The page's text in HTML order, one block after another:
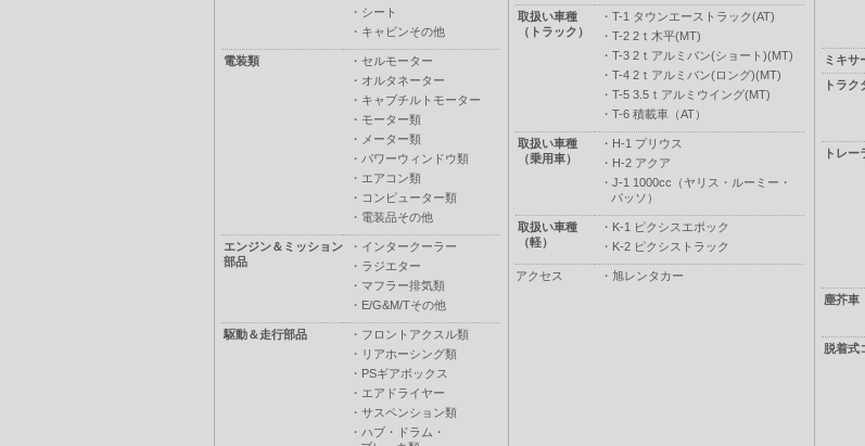
ミキサ
トラク
トレー
塵芥車
脱着式
・ シート
・ キャビンその他
電装類 ・ セルモーター
・ オルタネーター
・ キャブチルトモーター
・ モーター類
・ メーター類
・ パワーウィンドウ類
・ エアコン類
・ コンピューター類
・ 電装品その他
エンジン＆ミッション
部品
・ インタークーラー
・ ラジエター
・ マフラー排気類
・ E/G&M/Tその他
駆動＆走行部品 ・ フロントアクスル類
・ リアホーシング類
・ PSギアボックス
・ エアドライヤー
・ サスペンション類
・ ハブ・ドラム・
取扱い車種
（トラック）
・ T-1 タウンエーストラック(AT)
・ T-2 2ｔ木平(MT)
・ T-3 2ｔアルミバン(ショート)(MT)
・ T-4 2ｔアルミバン(ロング)(MT)
・ T-5 3.5ｔアルミウイング(MT)
・ T-6 積載車（AT）
取扱い車種
（乗用車）
・ H-1 プリウス
・ H-2 アクア
・ J-1 1000cc（ヤリス・ルーミー・
パッソ）
取扱い車種
（軽）
・ K-1 ピクシスエポック
・ K-2 ピクシストラック
アクセス ・ 旭レンタカー